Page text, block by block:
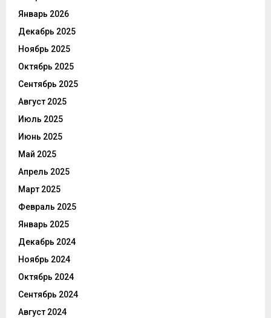
Январь 2026
Декабрь 2025
Ноябрь 2025
Октябрь 2025
Сентябрь 2025
Август 2025
Июль 2025
Июнь 2025
Май 2025
Апрель 2025
Март 2025
Февраль 2025
Январь 2025
Декабрь 2024
Ноябрь 2024
Октябрь 2024
Сентябрь 2024
Август 2024